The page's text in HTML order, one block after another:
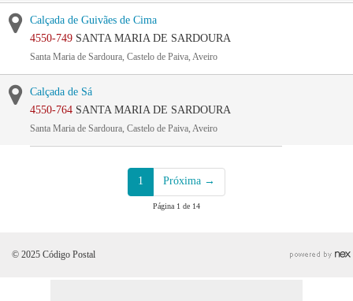
Calçada de Guivães de Cima
4550-749 SANTA MARIA DE SARDOURA
Santa Maria de Sardoura, Castelo de Paiva, Aveiro
Calçada de Sá
4550-764 SANTA MARIA DE SARDOURA
Santa Maria de Sardoura, Castelo de Paiva, Aveiro
1 Próxima →
Página 1 de 14
© 2025 Código Postal